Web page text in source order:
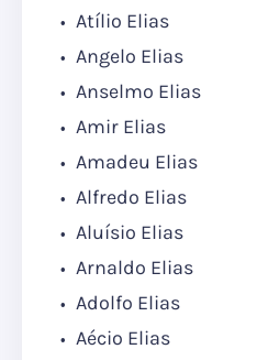
Atílio Elias
Angelo Elias
Anselmo Elias
Amir Elias
Amadeu Elias
Alfredo Elias
Aluísio Elias
Arnaldo Elias
Adolfo Elias
Aécio Elias